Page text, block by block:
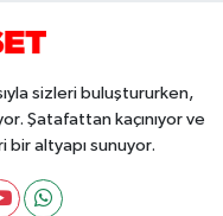
sizleri buluştururken,
Şatafattan kaçınıyor ve
bir altyapı sunuyor.